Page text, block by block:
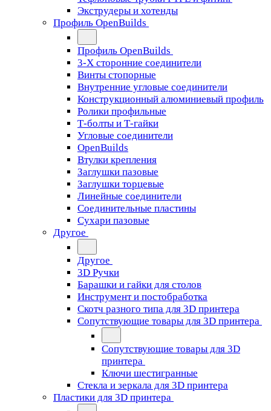
Экструдеры и хотенды
Профиль OpenBuilds
Профиль OpenBuilds
3-Х сторонние соединители
Винты стопорные
Внутренние угловые соединители
Конструкционный алюминиевый профиль
Ролики профильные
Т-болты и Т-гайки
Угловые соединители
OpenBuilds
Втулки крепления
Заглушки пазовые
Заглушки торцевые
Линейные соединители
Соединительные пластины
Сухари пазовые
Другое
Другое
3D Ручки
Барашки и гайки для столов
Инструмент и постобработка
Скотч разного типа для 3D принтера
Сопутствующие товары для 3D принтера
Сопутствующие товары для 3D
принтера
Ключи шестигранные
Стекла и зеркала для 3D принтера
Пластики для 3D принтера